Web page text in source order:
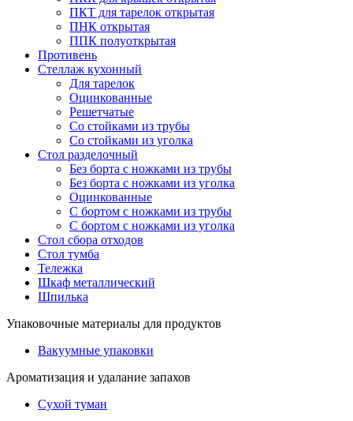
ПКТ для тарелок открытая
ПНК открытая
ППК полуоткрытая
Противень
Стеллаж кухонный
Для тарелок
Оцинкованные
Решетчатые
Со стойками из трубы
Со стойками из уголка
Стол разделочный
Без борта с ножками из трубы
Без борта с ножками из уголка
Оцинкованные
С бортом с ножками из трубы
С бортом с ножками из уголка
Стол сбора отходов
Стол тумба
Тележка
Шкаф металлический
Шпилька
Упаковочные материалы для продуктов
Вакуумные упаковки
Ароматизация и удалание запахов
Сухой туман